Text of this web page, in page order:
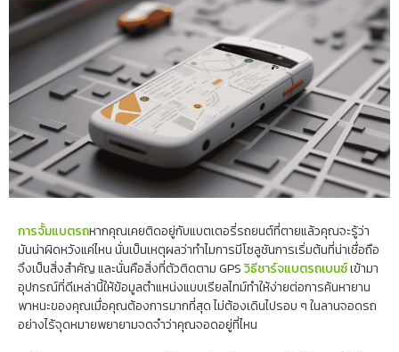
การจั้มแบตรถหากคุณเคยติดอยู่กับแบตเตอรี่รถยนต์ที่ตายแล้วคุณจะรู้ว่า
มันน่าผิดหวังแค่ไหน นั่นเป็นเหตุผลว่าทำไมการมีโซลูชันการเริ่มต้นที่น่าเชื่อถือ
จึงเป็นสิ่งสำคัญ และนั่นคือสิ่งที่ตัวติดตาม GPSวิธีชาร์จแบตรถเบนซ์เข้ามา
อุปกรณ์ที่ดีเหล่านี้ให้ข้อมูลตำแหน่งแบบเรียลไทม์ทำให้ง่ายต่อการค้นหายาน
พาหนะของคุณเมื่อคุณต้องการมากที่สุด ไม่ต้องเดินไปรอบ ๆ ในลานจอดรถ
อย่างไร้จุดหมายพยายามจดจำว่าคุณจอดอยู่ที่ไหน